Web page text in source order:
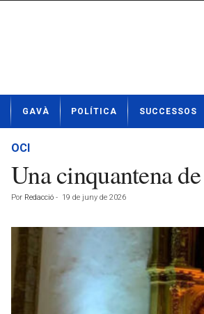
t
GAVÀ POLÍTICA SUCCESSOS
OCI
Una cinquantena
Por Redacció - 19 de juny de 2026